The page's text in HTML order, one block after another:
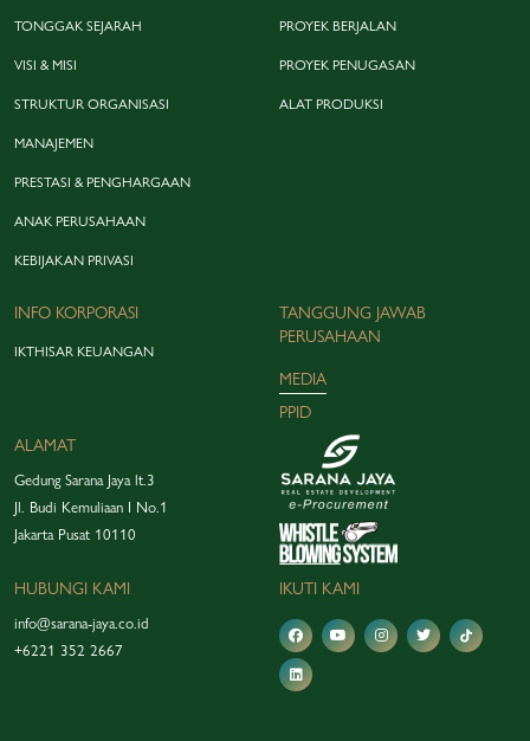
TONGGAK SEJARAH
VISI & MISI
STRUKTUR ORGANISASI
MANAJEMEN
PRESTASI & PENGHARGAAN
ANAK PERUSAHAAN
KEBIJAKAN PRIVASI
PROYEK BERJALAN
PROYEK PENUGASAN
ALAT PRODUKSI
INFO KORPORASI
IKTHISAR KEUANGAN
TANGGUNG JAWAB
PERUSAHAAN
MEDIA
PPID
ALAMAT
Gedung Sarana Jaya lt.3
Jl. Budi Kemuliaan I No.1
Jakarta Pusat 10110
HUBUNGI KAMI
info@sarana-jaya.co.id
+6221 352 2667
IKUTI KAMI